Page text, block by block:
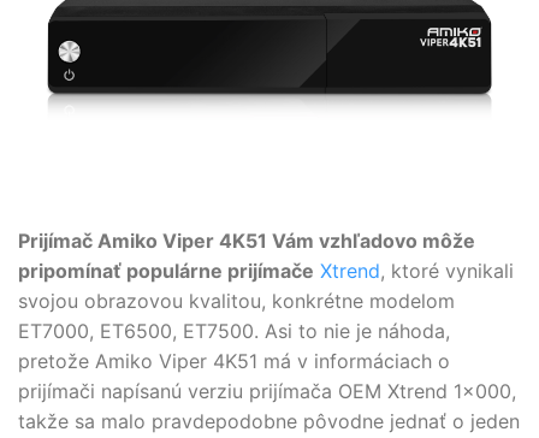
Prijímač Amiko Viper 4K51 Vám vzhľadovo môže
pripomínať populárne prijímače Xtrend, ktoré vynikali
svojou obrazovou kvalitou, konkrétne modelom
ET7000, ET6500, ET7500. Asi to nie je náhoda,
pretože Amiko Viper 4K51 má v informáciach o
prijímači napísanú verziu prijímača OEM Xtrend 1x000,
takže sa malo pravdepodobne pôvodne jednať o jeden